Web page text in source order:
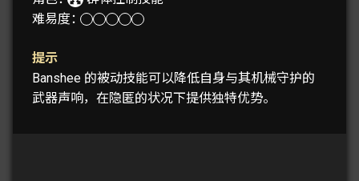
难易度：
提示
Banshee 的被动技能可以降低自身与其机械守护的
武器声响，在隐匿的状况下提供独特优势。